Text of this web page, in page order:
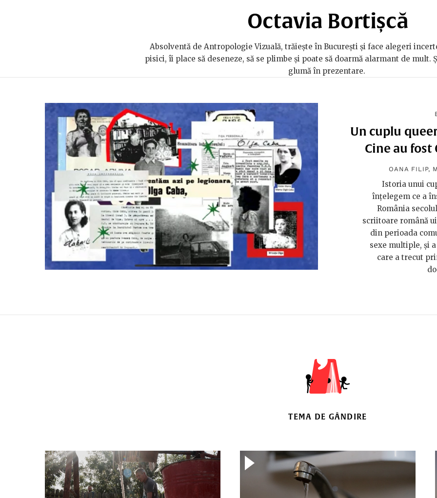
Octavia Bortișcă
Absolventă de Antropologie Vizuală, trăiește în București și face alegeri
pisici, îi place să deseneze, să se plimbe și poate să doarmă alarmant de mult.
glumă în prezentare.
Un cuplu
Cine au fost
OANA FILIP,
Istoria unui
înțelegem ce a
România
scriitoare română
din perioada
sexe multiple, și
care a trecut
TEMA DE GÂNDIRE